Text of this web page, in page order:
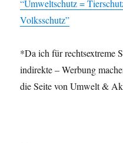
“Umweltschutz =
Volksschutz”
*Da ich für rechtsextreme
indirekte – Werbung
die Seite von Umwelt &